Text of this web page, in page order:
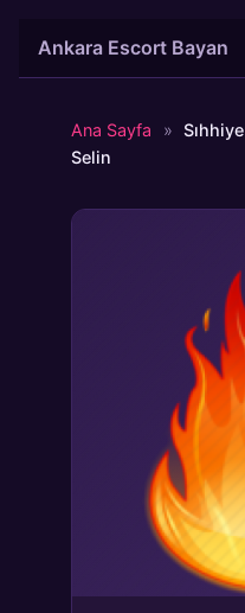
atla
Ankara Escort Bayan
Ana Sayfa »
Selin